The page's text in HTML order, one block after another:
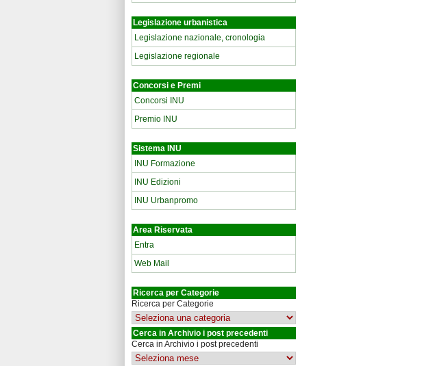
Legislazione urbanistica
Legislazione nazionale, cronologia
Legislazione regionale
Concorsi e Premi
Concorsi INU
Premio INU
Sistema INU
INU Formazione
INU Edizioni
INU Urbanpromo
Area Riservata
Entra
Web Mail
Ricerca per Categorie
Ricerca per Categorie
Cerca in Archivio i post precedenti
Cerca in Archivio i post precedenti